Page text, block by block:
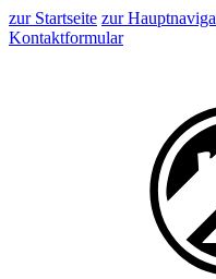
zur Startseite zur
Kontaktformular